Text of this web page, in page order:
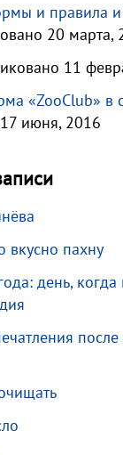
и правила
20 марта,
11
«ZooClub» в
июня, 2016
вкусно пахну
день, когда